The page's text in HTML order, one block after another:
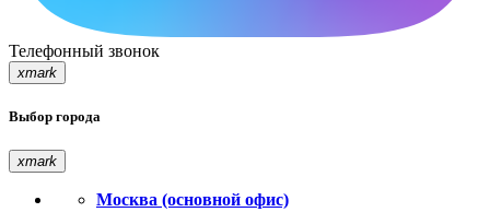
Телефонный звонок
xmark
Выбор города
xmark
Москва (основной офис)